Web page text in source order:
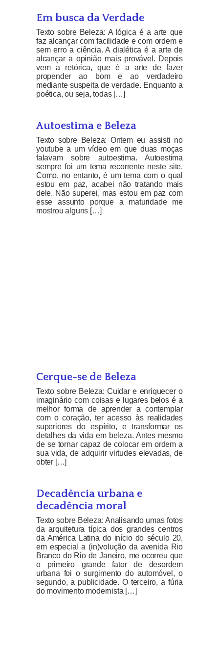
Em busca da Verdade
Texto sobre Beleza: A lógica é a arte que
faz alcançar com facilidade e com ordem e
sem erro a ciência. A dialética é a arte de
alcançar a opinião mais provável. Depois
vem a retórica, que é a arte de fazer
propender ao bom e ao verdadeiro
mediante suspeita de verdade. Enquanto a
poética, ou seja, todas […]
Autoestima e Beleza
Texto sobre Beleza: Ontem eu assisti no
youtube a um vídeo em que duas moças
falavam sobre autoestima. Autoestima
sempre foi um tema recorrente neste site.
Como, no entanto, é um tema com o qual
estou em paz, acabei não tratando mais
dele. Não superei, mas estou em paz com
esse assunto porque a maturidade me
mostrou alguns […]
Cerque-se de Beleza
Texto sobre Beleza: Cuidar e enriquecer o
imaginário com coisas e lugares belos é a
melhor forma de aprender a contemplar
com o coração, ter acesso às realidades
superiores do espírito, e transformar os
detalhes da vida em beleza. Antes mesmo
de se tornar capaz de colocar em ordem a
sua vida, de adquirir virtudes elevadas, de
obter […]
Decadência urbana e
decadência moral
Texto sobre Beleza: Analisando umas fotos
da arquitetura típica dos grandes centros
da América Latina do início do século 20,
em especial a (in)volução da avenida Rio
Branco do Rio de Janeiro, me ocorreu que
o primeiro grande fator de desordem
urbana foi o surgimento do automóvel, o
segundo, a publicidade. O terceiro, a fúria
do movimento modernista […]